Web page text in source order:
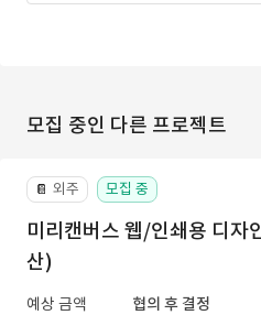
모집 중인 다른 프로젝트
📔 외주 모집 중
미리캔버스 웹/인쇄용 디자
산)
예상 금액
협의 후 결정